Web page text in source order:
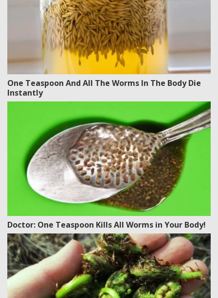
One Teaspoon And All The Worms In The Body Die
Instantly
Doctor: One Teaspoon Kills All Worms in Your Body!